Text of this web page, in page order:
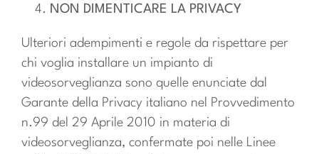
NON DIMENTICARE LA PRIVACY
Ulteriori adempimenti e regole da rispettare per
chi voglia installare un impianto di
videosorveglianza sono quelle enunciate dal
Garante della Privacy italiano nel Provvedimento
n.99 del 29 Aprile 2010 in materia di
videosorveglianza, confermate poi nelle Linee